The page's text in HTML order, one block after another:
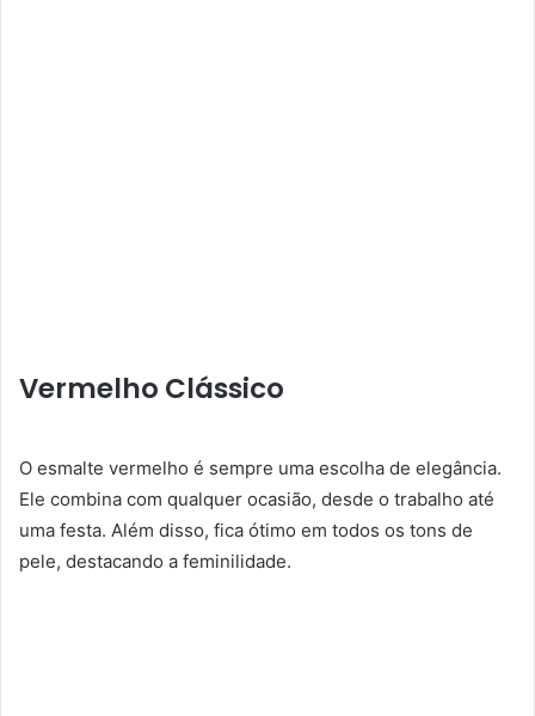
Vermelho Clássico
O esmalte vermelho é sempre uma escolha de elegância.
Ele combina com qualquer ocasião, desde o trabalho até
uma festa. Além disso, fica ótimo em todos os tons de
pele, destacando a feminilidade.